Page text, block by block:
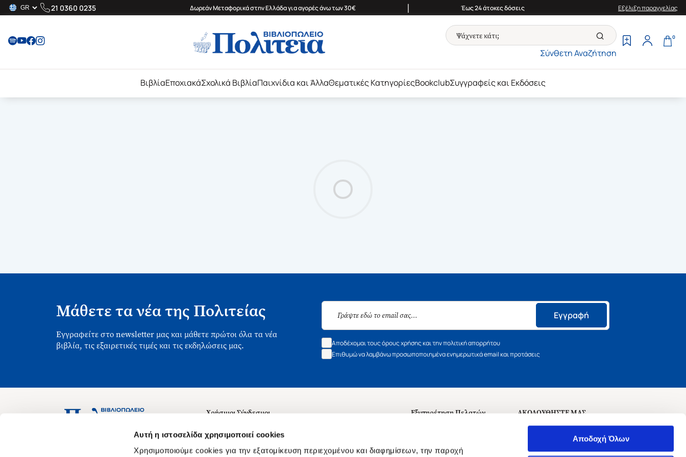
Αυτή η ιστοσελίδα χρησιμοποιεί cookies
Χρησιμοποιούμε cookies για την εξατομίκευση περιεχομένου και διαφημίσεων, την παροχή
Αποδοχή Όλων
21 0360 0235 Δωρεάν Μεταφορικά στην Ελλάδα για αγορές άνω των 30€ | Έως 24 άτοκες δόσεις Εξέλιξη παραγγελίας
Σύνθετη Αναζήτηση
0
ΒιβλίαΕποχιακάΣχολικά ΒιβλίαΠαιχνίδια και ΆλλαΘεματικές ΚατηγορίεςBookclubΣυγγραφείς και Εκδόσεις
Μάθετε τα νέα της Πολιτείας
Εγγραφείτε στο newsletter μας και μάθετε πρώτοι όλα τα νέα
βιβλία, τις εξαιρετικές τιμές και τις εκδηλώσεις μας.
Εγγραφή
Αποδέχομαι τους όρους χρήσης και την πολιτική απορρήτου
Επιθυμώ να λαμβάνω προσωποποιημένα ενημερωτικά email και προτάσεις
Ασκληπιού 1-3, Αθήνα 106 79
Χρήσιμοι Σύνδεσμοι
Σχετικά με εμάς
Θέσεις Εργασίας
Εξυπηρέτηση Πελατών
ΑΚΟΛΟΥΘΗΣΤΕ ΜΑΣ